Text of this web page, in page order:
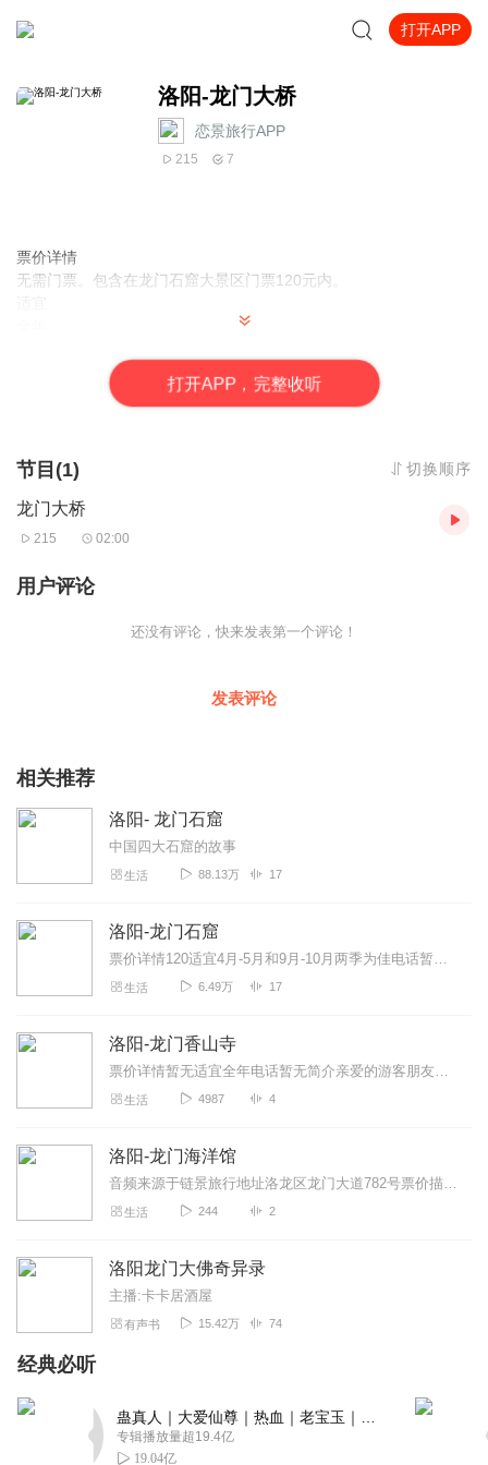
打开APP
洛阳-龙门大桥
恋景旅行APP
215 7
票价详情
无需门票。包含在龙门石窟大景区门票120元内。
点入口位置上。不仅如此，它还是连接龙门东西两山的重要通道，
也是沟通洛阳至豫西南各地交通的一座大型桥梁。 映入您眼帘的“龙
门”二字，是由国务院副总理陈毅元帅为大桥题书，那“龙门”二字是
怎么来的呢？ 在一九六一年十月八日，周恩来总理和陈毅副总理陪
因有事回京，他利用开车前的一点时间接见洛阳市的负责同志。在
谈话结束时，人们请周恩来为正在兴建中的龙门伊河石拱大桥命名
题字。周恩来微笑着说:还是请陈老总写吧，他比我写得好。陈毅听
回京后，写好寄来。 然而，周恩来始终没有忘记洛阳人民的嘱托。
侧。 好啦，听到这里，您是不是已经对龙门大桥有所了解了呢，那
接下来的时间您可以自由参观，拍照留念了，链景旅行小秘书感谢
您的倾听。
音频来源于链景旅行
打开APP，完整收听
节目(1) 切换顺序
龙门大桥
215 02:00
用户评论
还没有评论，快来发表第一个评论！
发表评论
相关推荐
洛阳- 龙门石窟
中国四大石窟的故事
生活 88.13万 17
洛阳-龙门石窟
票价详情120适宜4月-5月和9月-10月两季为佳电话暂无简介爱的游客朋友，欢迎您来到美丽的洛阳，燕京旅行小秘书今天同您一起游览龙门石窟。洛阳，是...
生活 6.49万 17
洛阳-龙门香山寺
票价详情暂无适宜全年电话暂无简介亲爱的游客朋友，欢迎您来到龙门香山寺。香山寺始建于北魏熙平元年，因盛产香葛而得名。据说武则天常驾亲游幸，御香山寺中...
生活 4987 4
洛阳-龙门海洋馆
音频来源于链景旅行地址洛龙区龙门大道782号票价描述暂无开放时间8:00~18:00乘车信息暂无
生活 244 2
洛阳龙门大佛奇异录
主播:卡卡居酒屋
有声书 15.42万 74
经典必听
专辑播放量超19.4亿
19.04亿